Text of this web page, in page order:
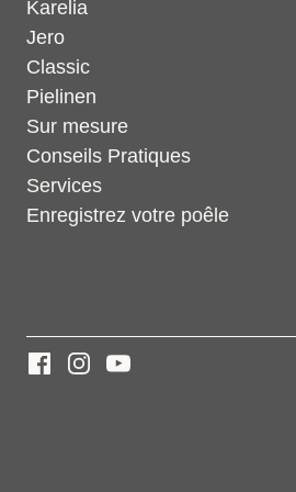
Karelia
Jero
Classic
Pielinen
Sur mesure
Conseils Pratiques
Services
Enregistrez votre poêle